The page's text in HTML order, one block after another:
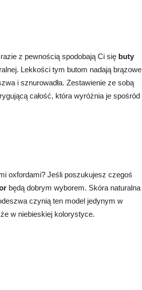
z pewnością spodobają Ci się buty
Lekkości tym butom nadają brązowe
i sznurowadła. Zestawienie ze sobą
całość, która wyróżnia je spośród
oxfordami? Jeśli poszukujesz czegoś
będą dobrym wyborem. Skóra naturalna
czynią ten model jedynym w
w niebieskiej kolorystyce.